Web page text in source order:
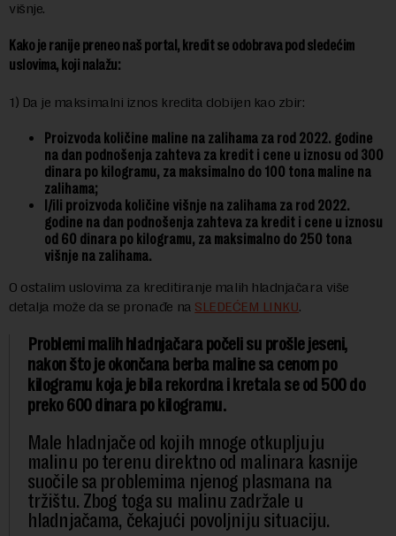
višnje.
Kako je ranije preneo naš portal, kredit se odobrava pod sledećim
uslovima, koji nalažu:
1) Da je maksimalni iznos kredita dobijen kao zbir:
Proizvoda količine maline na zalihama za rod 2022. godine
na dan podnošenja zahteva za kredit i cene u iznosu od 300
dinara po kilogramu, za maksimalno do 100 tona maline na
zalihama;
I/ili proizvoda količine višnje na zalihama za rod 2022.
godine na dan podnošenja zahteva za kredit i cene u iznosu
od 60 dinara po kilogramu, za maksimalno do 250 tona
višnje na zalihama.
O ostalim uslovima za kreditiranje malih hladnjačara više
detalja može da se pronađe na SLEDEĆEM LINKU.
Problemi malih hladnjačara počeli su prošle jeseni,
nakon što je okončana berba maline sa cenom po
kilogramu koja je bila rekordna i kretala se od 500 do
preko 600 dinara po kilogramu.
Male hladnjače od kojih mnoge otkupljuju
malinu po terenu direktno od malinara kasnije
suočile sa problemima njenog plasmana na
tržištu. Zbog toga su malinu zadržale u
hladnjačama, čekajući povoljniju situaciju.